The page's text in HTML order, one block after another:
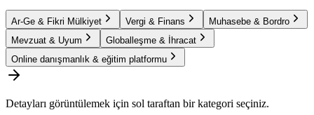
Ar-Ge & Fikri Mülkiyet Vergi & Finans
Muhasebe & Bordro
Mevzuat & Uyum
Globalleşme & İhracat
Online danışmanlık & eğitim platformu
Detayları görüntülemek için sol taraftan bir kategori seçiniz.